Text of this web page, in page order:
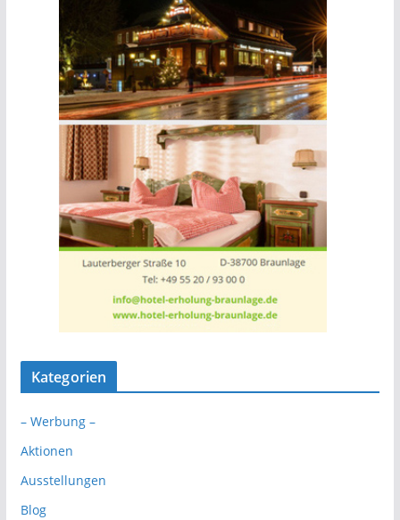
Kategorien
– Werbung –
Aktionen
Ausstellungen
Blog